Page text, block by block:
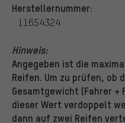
Herstellernummer:
11654324
Hinweis:
Angegeben ist die
Reifen. Um zu prüfen, ob
Gesamtgewicht (Fahrer
dieser Wert verdoppelt
dann auf zwei Reifen